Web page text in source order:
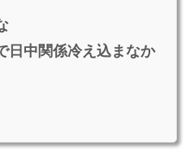
日中関係冷え込まなか